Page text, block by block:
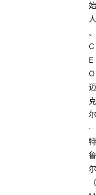
始
人
、
C
E
O
迈
克
尔
·
特
鲁
尔
（